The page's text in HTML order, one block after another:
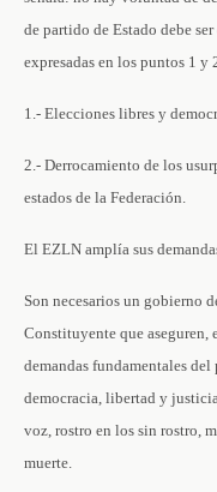
de partido de Estado debe
expresadas en los puntos 1
1.- Elecciones libres y
2.- Derrocamiento de los
estados de la Federación.
El EZLN amplía sus
Son necesarios un gobierno
Constituyente que
demandas fundamentales
democracia, libertad y
voz, rostro en los sin rostro,
muerte.